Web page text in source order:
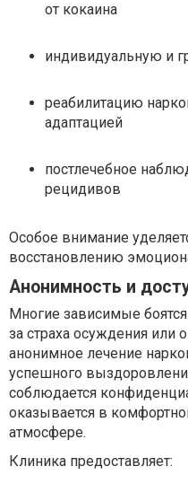
от кокаина
индивидуальную и
реабилитацию
адаптацией
постлечебное
рецидивов
Особое внимание
восстановлению
Анонимность и
Многие зависимые
за страха осуждения или
анонимное лечение
успешного
соблюдается
оказывается в
атмосфере.
Клиника предоставляет: